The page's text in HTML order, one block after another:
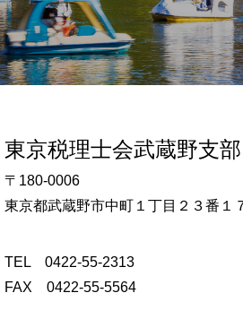
東京税理士会武蔵野支部
〒180-0006
東京都武蔵野市中町１丁目２３番１
TEL 0422-55-2313
FAX 0422-55-5564